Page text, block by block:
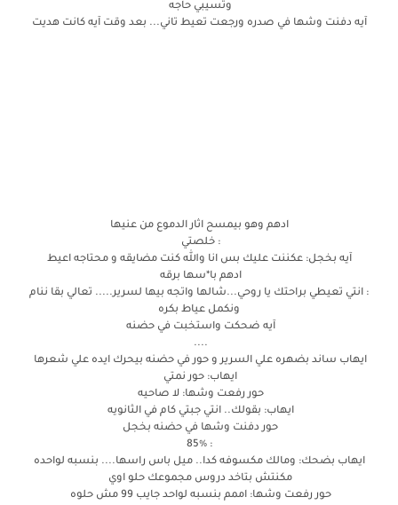
وتسيبي حاجه
آيه دفنت وشها في صدره ورجعت تعيط تاني... بعد وقت آيه كانت هديت
ادهم وهو بيمسح اثار الدموع من عنيها
: خلصتي
آيه بخجل: عكننت عليك بس انا والله كنت مضايقه و محتاجه اعيط
ادهم با*سها برقه
: انتي تعيطي براحتك يا روحي...شالها واتجه بيها لسرير..... تعالي بقا ننام
ونكمل عياط بكره
آيه ضحكت واستخبت في حضنه
....
ايهاب ساند بضهره علي السرير و حور في حضنه بيحرك ايده علي شعرها
ايهاب: حور نمتي
حور رفعت وشها: لا صاحيه
ايهاب: بقولك.. انتي جبتي كام في الثانويه
حور دفنت وشها في حضنه بخجل
: 85٪
ايهاب بضحك: ومالك مكسوفه كدا.. ميل باس راسها.... بنسبه لواحده
مكنتش بتاخد دروس مجموعك حلو اوي
حور رفعت وشها: اممم بنسبه لواحد جايب 99 مش حلوه